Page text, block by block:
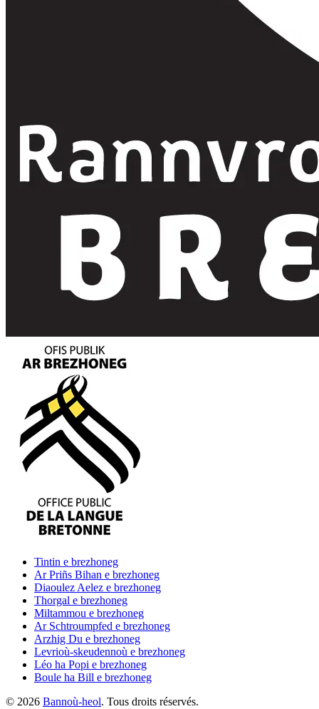
Tintin e brezhoneg
Ar Priñs Bihan e brezhoneg
Diaoulez Aelez e brezhoneg
Thorgal e brezhoneg
Miltammou e brezhoneg
Ar Schtroumpfed e brezhoneg
Arzhig Du e brezhoneg
Levrioù-skeudennoù e brezhoneg
Léo ha Popi e brezhoneg
Boule ha Bill e brezhoneg
© 2026 Bannoù-heol. Tous droits réservés.